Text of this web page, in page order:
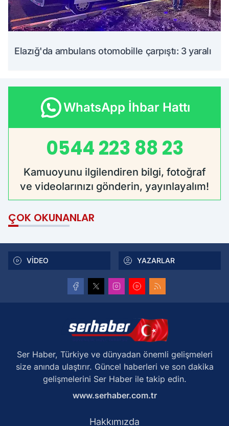
Elazığ'da ambulans otomobille çarpıştı: 3 yaralı
WhatsApp İhbar Hattı
0544 223 88 23
Kamuoyunu ilgilendiren bilgi, fotoğraf
ve videolarınızı gönderin, yayınlayalım!
ÇOK OKUNANLAR
VİDEO YAZARLAR
Ser Haber, Türkiye ve dünyadan önemli gelişmeleri
size anında ulaştırır. Güncel haberleri ve son dakika
gelişmelerini Ser Haber ile takip edin.
www.serhaber.com.tr
Hakkımızda